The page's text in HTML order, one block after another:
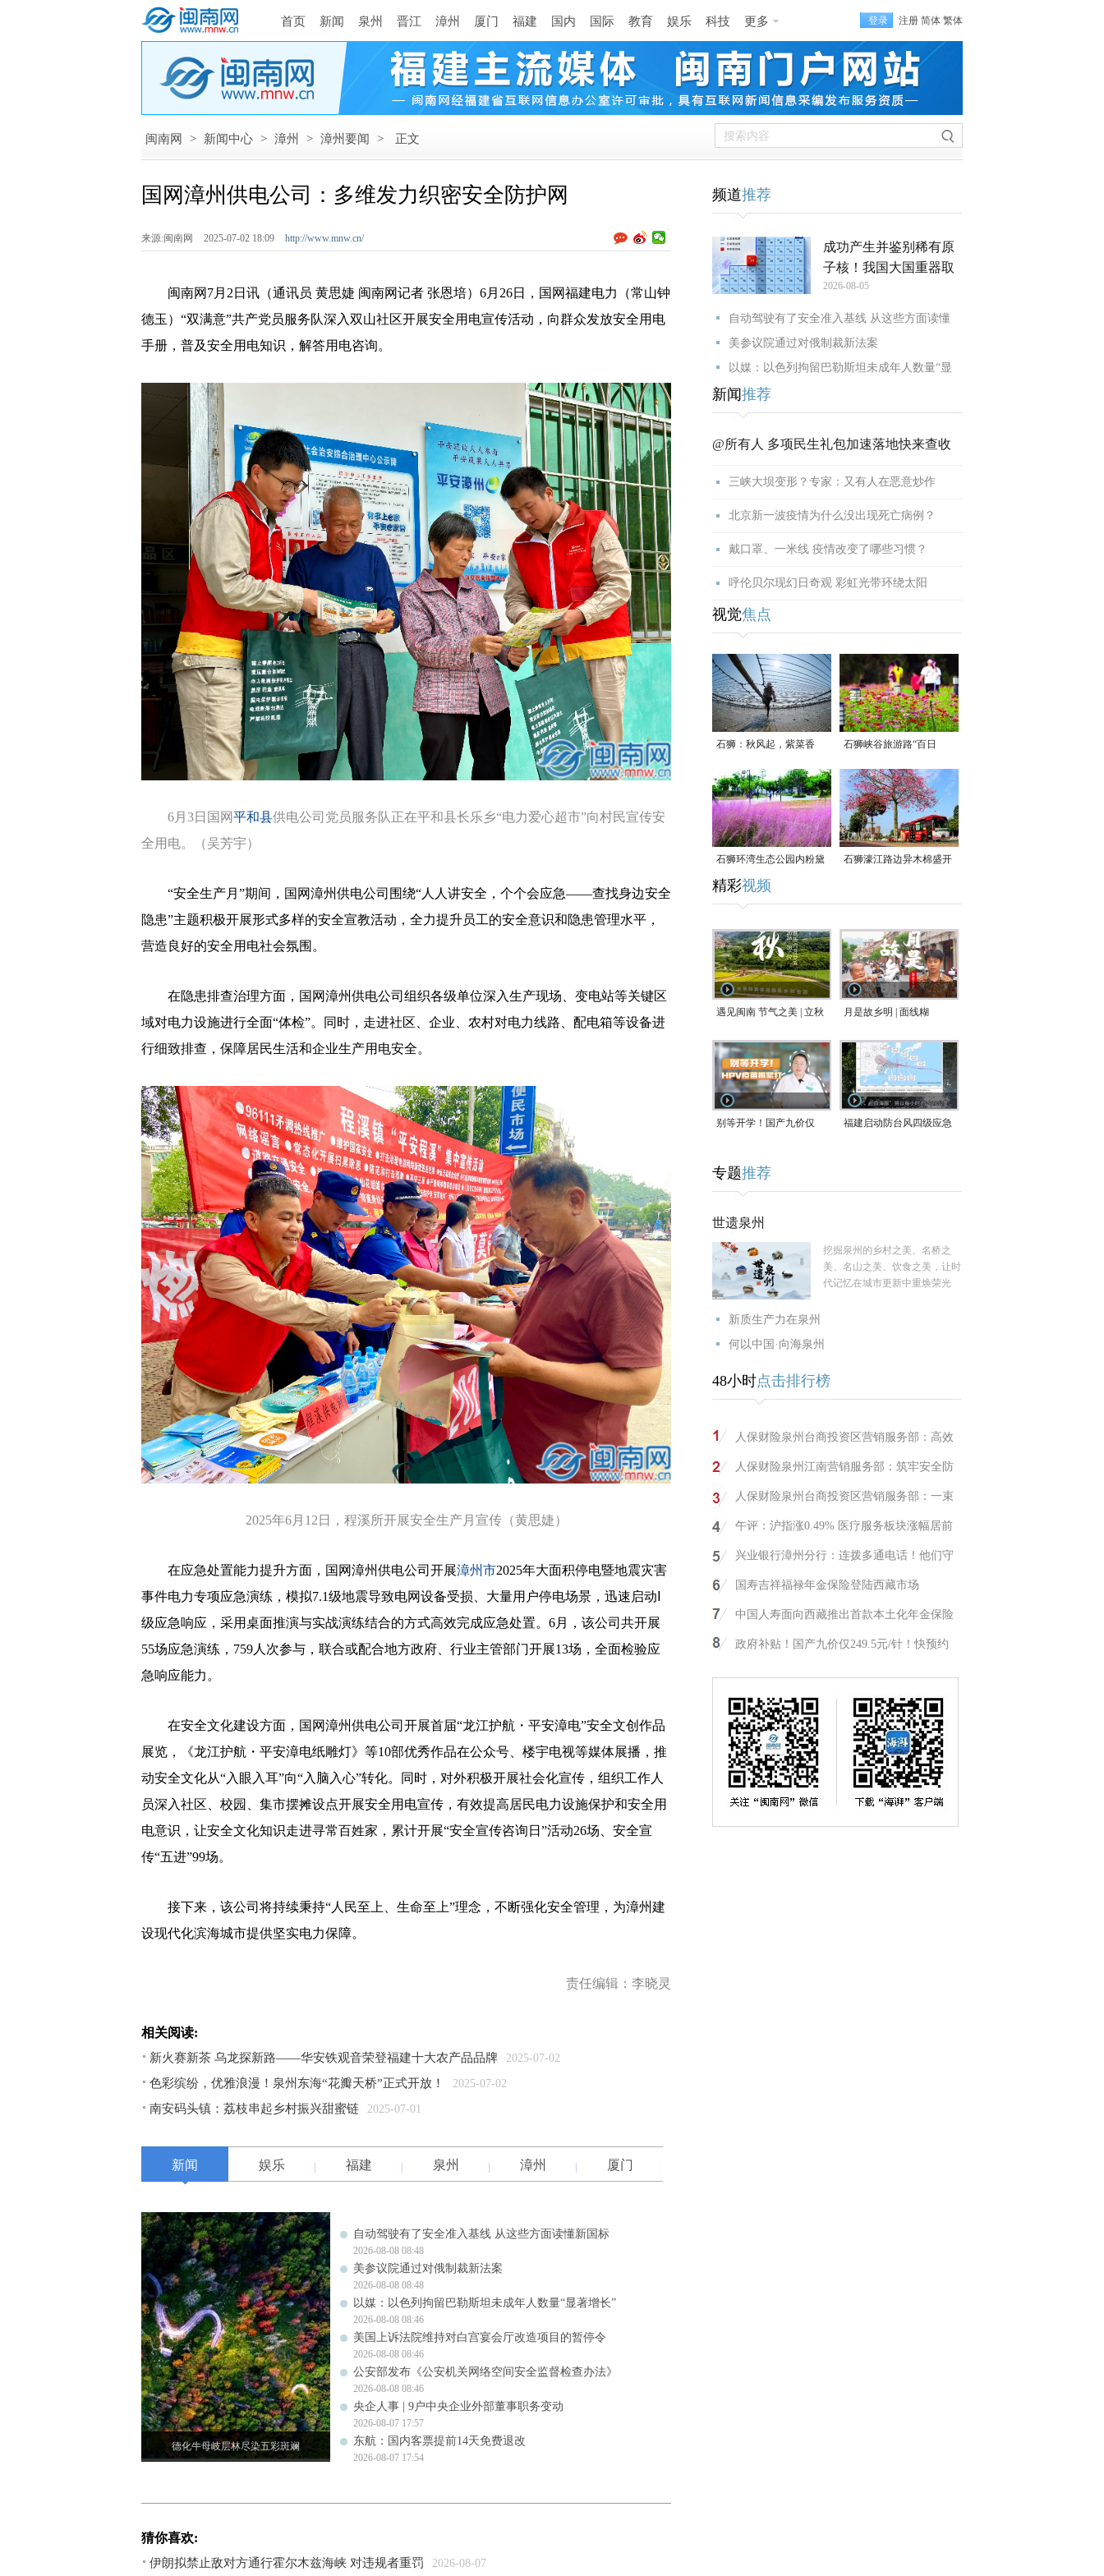
首页 新闻 泉州 晋江 漳州 厦门 福建 国内 国际 教育 娱乐 科技 更多 登录 注册 简体 繁体
闽南网 > 新闻中心 > 漳州 > 漳州要闻 > 正文
国网漳州供电公司：多维发力织密安全防护网
来源:闽南网 2025-07-02 18:09 http://www.mnw.cn/
闽南网7月2日讯（通讯员 黄思婕 闽南网记者 张恩培）6月26日，国网福建电力（常山钟
德玉）“双满意”共产党员服务队深入双山社区开展安全用电宣传活动，向群众发放安全用电
手册，普及安全用电知识，解答用电咨询。
6月3日国网平和县供电公司党员服务队正在平和县长乐乡“电力爱心超市”向村民宣传安
全用电。（吴芳宇）
“安全生产月”期间，国网漳州供电公司围绕“人人讲安全，个个会应急——查找身边安全
隐患”主题积极开展形式多样的安全宣教活动，全力提升员工的安全意识和隐患管理水平，
营造良好的安全用电社会氛围。
在隐患排查治理方面，国网漳州供电公司组织各级单位深入生产现场、变电站等关键区
域对电力设施进行全面“体检”。同时，走进社区、企业、农村对电力线路、配电箱等设备进
行细致排查，保障居民生活和企业生产用电安全。
2025年6月12日，程溪所开展安全生产月宣传（黄思婕）
在应急处置能力提升方面，国网漳州供电公司开展漳州市2025年大面积停电暨地震灾害
事件电力专项应急演练，模拟7.1级地震导致电网设备受损、大量用户停电场景，迅速启动Ⅰ
级应急响应，采用桌面推演与实战演练结合的方式高效完成应急处置。6月，该公司共开展
55场应急演练，759人次参与，联合或配合地方政府、行业主管部门开展13场，全面检验应
急响应能力。
在安全文化建设方面，国网漳州供电公司开展首届“龙江护航・平安漳电”安全文创作品
展览，《龙江护航・平安漳电纸雕灯》等10部优秀作品在公众号、楼宇电视等媒体展播，推
动安全文化从“入眼入耳”向“入脑入心”转化。同时，对外积极开展社会化宣传，组织工作人
员深入社区、校园、集市摆摊设点开展安全用电宣传，有效提高居民电力设施保护和安全用
电意识，让安全文化知识走进寻常百姓家，累计开展“安全宣传咨询日”活动26场、安全宣
传“五进”99场。
接下来，该公司将持续秉持“人民至上、生命至上”理念，不断强化安全管理，为漳州建
设现代化滨海城市提供坚实电力保障。
责任编辑：李晓灵
相关阅读:
新火赛新茶 乌龙探新路——华安铁观音荣登福建十大农产品品牌 2025-07-02
色彩缤纷，优雅浪漫！泉州东海“花瓣天桥”正式开放！ 2025-07-02
南安码头镇：荔枝串起乡村振兴甜蜜链 2025-07-01
新闻 娱乐 福建 泉州 漳州 厦门
德化牛母岐层林尽染五彩斑斓
自动驾驶有了安全准入基线 从这些方面读懂新国标
2026-08-08 08:48
美参议院通过对俄制裁新法案
2026-08-08 08:48
以媒：以色列拘留巴勒斯坦未成年人数量“显著增长”
2026-08-08 08:46
美国上诉法院维持对白宫宴会厅改造项目的暂停令
2026-08-08 08:46
公安部发布《公安机关网络空间安全监督检查办法》
2026-08-08 08:46
央企人事 | 9户中央企业外部董事职务变动
2026-08-07 17:57
东航：国内客票提前14天免费退改
2026-08-07 17:54
猜你喜欢:
伊朗拟禁止敌对方通行霍尔木兹海峡 对违规者重罚 2026-08-07
频道推荐
成功产生并鉴别稀有原
子核！我国大国重器取
2026-08-05
自动驾驶有了安全准入基线 从这些方面读懂
美参议院通过对俄制裁新法案
以媒：以色列拘留巴勒斯坦未成年人数量“显
新闻推荐
@所有人 多项民生礼包加速落地快来查收
三峡大坝变形？专家：又有人在恶意炒作
北京新一波疫情为什么没出现死亡病例？
戴口罩、一米线 疫情改变了哪些习惯？
呼伦贝尔现幻日奇观 彩虹光带环绕太阳
视觉焦点
石狮：秋风起，紫菜香 石狮峡谷旅游路“百日
草”争相斗艳
石狮环湾生态公园内粉黛
乱子草盛放
石狮濠江路边异木棉盛开
精彩视频
遇见闽南 节气之美 | 立秋 月是故乡明 | 面线糊
别等开学！国产九价仅
紧打
福建启动防台风四级应急
专题推荐
世遗泉州
挖掘泉州的乡村之美、名桥之
美、名山之美、饮食之美，让时
代记忆在城市更新中重焕荣光
新质生产力在泉州
何以中国·向海泉州
48小时点击排行榜
人保财险泉州台商投资区营销服务部：高效
人保财险泉州江南营销服务部：筑牢安全防
人保财险泉州台商投资区营销服务部：一束
午评：沪指涨0.49% 医疗服务板块涨幅居前
兴业银行漳州分行：连拨多通电话！他们守
国寿吉祥福禄年金保险登陆西藏市场
中国人寿面向西藏推出首款本土化年金保险
政府补贴！国产九价仅249.5元/针！快预约